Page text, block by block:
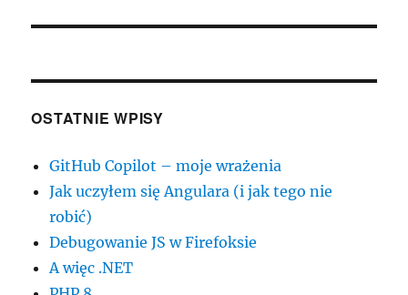
OSTATNIE WPISY
GitHub Copilot – moje wrażenia
Jak uczyłem się Angulara (i jak tego nie
robić)
Debugowanie JS w Firefoksie
A więc .NET